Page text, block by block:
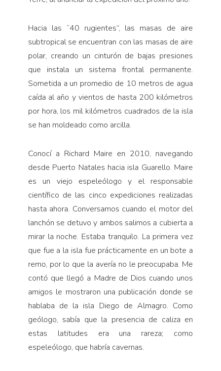
Hacia las “40 rugientes”, las masas de aire
subtropical se encuentran con las masas de aire
polar, creando un cinturón de bajas presiones
que instala un sistema frontal permanente.
Sometida a un promedio de 10 metros de agua
caída al año y vientos de hasta 200 kilómetros
por hora, los mil kilómetros cuadrados de la isla
se han moldeado como arcilla.
Conocí a Richard Maire en 2010, navegando
desde Puerto Natales hacia isla Guarello. Maire
es un viejo espeleólogo y el responsable
científico de las cinco expediciones realizadas
hasta ahora. Conversamos cuando el motor del
lanchón se detuvo y ambos salimos a cubierta a
mirar la noche. Estaba tranquilo. La primera vez
que fue a la isla fue prácticamente en un bote a
remo, por lo que la avería no le preocupaba. Me
contó que llegó a Madre de Dios cuando unos
amigos le mostraron una publicación donde se
hablaba de la isla Diego de Almagro. Como
geólogo, sabía que la presencia de caliza en
estas latitudes era una rareza; como
espeleólogo, que habría cavernas.